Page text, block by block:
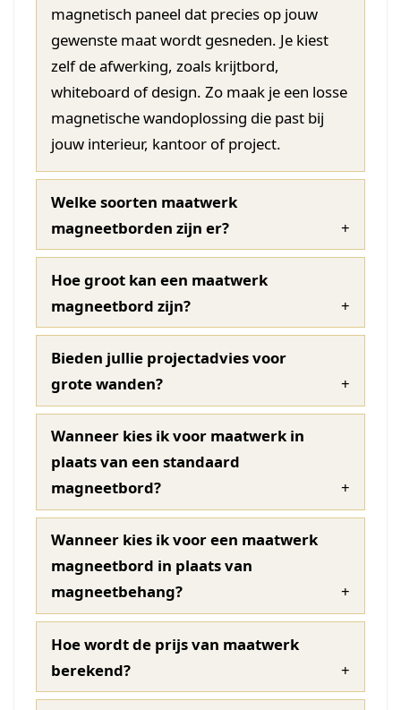
magnetisch paneel dat precies op jouw
gewenste maat wordt gesneden. Je kiest
zelf de afwerking, zoals krijtbord,
whiteboard of design. Zo maak je een losse
magnetische wandoplossing die past bij
jouw interieur, kantoor of project.
Welke soorten maatwerk
magneetborden zijn er?
Hoe groot kan een maatwerk
magneetbord zijn?
Bieden jullie projectadvies voor
grote wanden?
Wanneer kies ik voor maatwerk in
plaats van een standaard
magneetbord?
Wanneer kies ik voor een maatwerk
magneetbord in plaats van
magneetbehang?
Hoe wordt de prijs van maatwerk
berekend?